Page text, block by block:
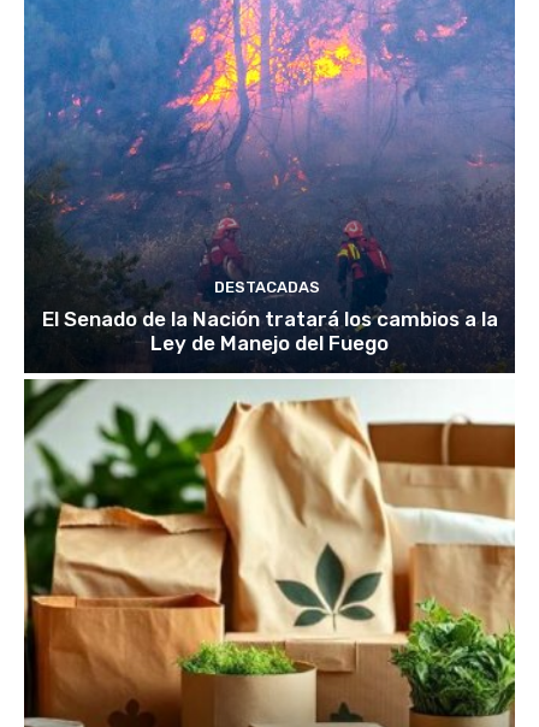
DESTACADAS
El Senado de la Nación tratará los cambios a la
Ley de Manejo del Fuego